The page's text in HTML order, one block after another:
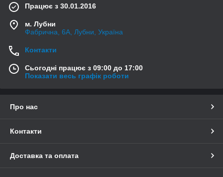
Працює з 30.01.2016
м. Лубни
Фабрична, 6А, Лубни, Україна
Контакти
Сьогодні працює з 09:00 до 17:00
Показати весь графік роботи
Про нас
Контакти
Доставка та оплата